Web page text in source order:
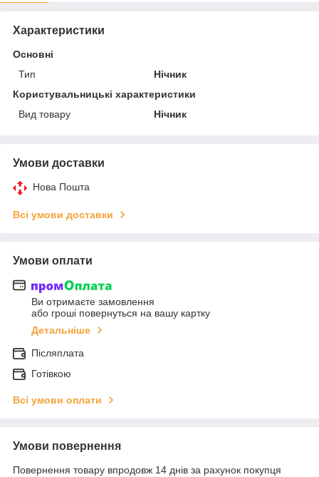
Характеристики
Основні
Тип
Нічник
Користувальницькі характеристики
Вид товару
Нічник
Умови доставки
Нова Пошта
Всі умови доставки
Умови оплати
Ви отримаєте замовлення
або гроші повернуться на вашу картку
Детальніше
Післяплата
Готівкою
Всі умови оплати
Умови повернення
Повернення товару впродовж 14 днів за рахунок покупця